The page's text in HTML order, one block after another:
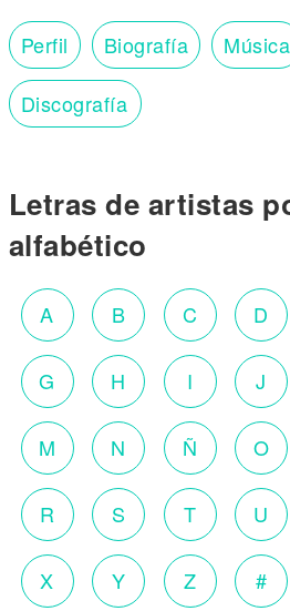
Perfil Biografía Música
Discografía
Letras de artistas
alfabético
A B C D
G H I J
M N Ñ O
R S T U
X Y Z #